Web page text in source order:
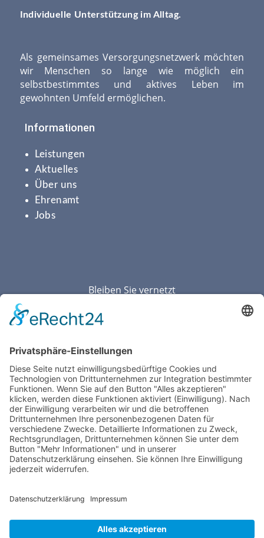
Individuelle Unterstützung im Alltag.
Als gemeinsames Versorgungsnetzwerk möchten
wir Menschen so lange wie möglich ein
selbstbestimmtes und aktives Leben im
gewohnten Umfeld ermöglichen.
Informationen
Leistungen
Aktuelles
Über uns
Ehrenamt
Jobs
Bleiben Sie vernetzt
Mitglied im Paritätischen Wohlfahrtsverband
Impressum ⎪Datenschutz⎪